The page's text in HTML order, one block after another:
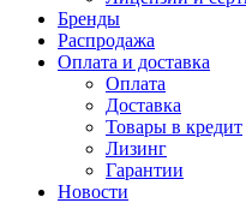
Бренды
Распродажа
Оплата и доставка
Оплата
Доставка
Товары в кредит
Лизинг
Гарантии
Новости